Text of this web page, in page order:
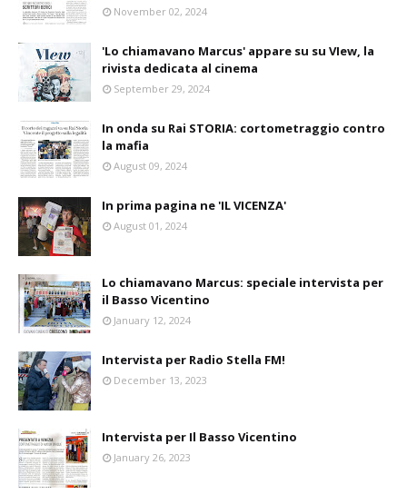
November 02, 2024
'Lo chiamavano Marcus' appare su su VIew, la
rivista dedicata al cinema
September 29, 2024
In onda su Rai STORIA: cortometraggio contro
la mafia
August 09, 2024
In prima pagina ne 'IL VICENZA'
August 01, 2024
Lo chiamavano Marcus: speciale intervista per
il Basso Vicentino
January 12, 2024
Intervista per Radio Stella FM!
December 13, 2023
Intervista per Il Basso Vicentino
January 26, 2023